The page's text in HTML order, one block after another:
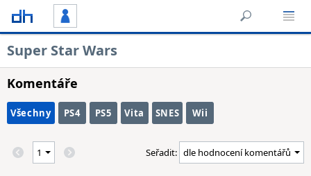
Super Star Wars
Komentáře
Všechny PS4 PS5 Vita SNES Wii
Seřadit: